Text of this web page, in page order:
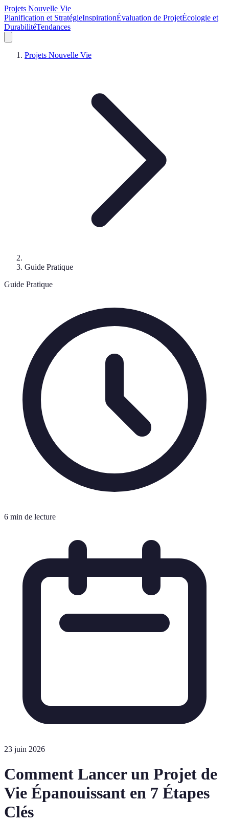
Projets Nouvelle Vie
Planification et StratégieInspirationÉvaluation de ProjetÉcologie et
DurabilitéTendances
Projets Nouvelle Vie
Guide Pratique
Guide Pratique
6 min de lecture
23 juin 2026
Comment Lancer un Projet de
Vie Épanouissant en 7 Étapes
Clés